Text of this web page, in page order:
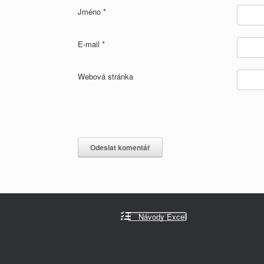
Jméno *
E-mail *
Webová stránka
Návody Excel